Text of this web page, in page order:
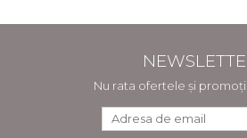
Nu rata ofertele și